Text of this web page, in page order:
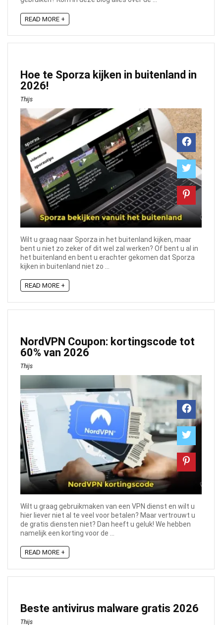
READ MORE +
Hoe te Sporza kijken in buitenland in
2026!
Thijs
Wilt u graag naar Sporza in het buitenland kijken, maar
bent u niet zo zeker of dit wel zal werken? Of bent u al in
het buitenland en bent u erachter gekomen dat Sporza
kijken in buitenland niet zo ...
READ MORE +
NordVPN Coupon: kortingscode tot
60% van 2026
Thijs
Wilt u graag gebruikmaken van een VPN dienst en wilt u
hier liever niet al te veel voor betalen? Maar vertrouwt u
de gratis diensten niet? Dan heeft u geluk! We hebben
namelijk een korting voor de ...
READ MORE +
Beste antivirus malware gratis 2026
Thijs